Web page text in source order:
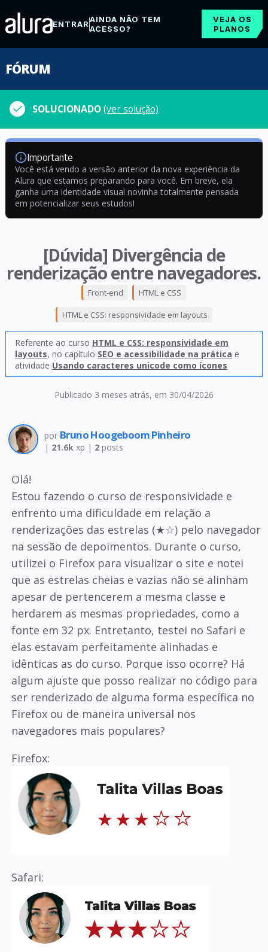
ENTRARAINDA NÃO TEM
ACESSO?
VEJA OS
PLANOS
FÓRUM
SOLUCIONADO(ver solução)
Importante
Você está vendo a versão anterior da nova experiência da
Alura que estamos preparando para você. Em breve, ela
ganha uma identidade visual novinha totalmente pensada
em potencializar seus estudos!
[Dúvida] Divergência de
renderização entre navegadores.
Publicado 3 meses atrás, em 30/04/2026
Front-end HTML e CSS
HTML e CSS: responsividade em layouts
Referente ao curso HTML e CSS: responsividade em
layouts, no capítulo SEO e acessibilidade na prática e
atividade Usando caracteres unicode como ícones
por Bruno Hoogeboom Pinheiro
| 21.6kxp | 2posts
Olá!
Estou fazendo o curso de responsividade e
enfrento uma dificuldade em relação a
renderizações das estrelas (★☆) pelo navegador
na sessão de depoimentos. Durante o curso,
utilizei o Firefox para visualizar o site e notei
que as estrelas cheias e vazias não se alinham
apesar de pertencerem a mesma classe e
herdarem as mesmas propriedades, como a
fonte em 32 px. Entretanto, testei no Safari e
elas estavam perfeitamente alinhadas e
idênticas as do curso. Porque isso ocorre? Há
algum ajuste que posso realizar no código para
ser renderizado de alguma forma específica no
Firefox ou de maneira universal nos
navegadores mais populares?
Firefox:
Safari: